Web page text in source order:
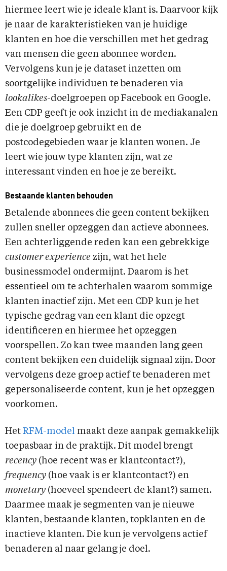
hiermee leert wie je ideale klant is. Daarvoor kijk
je naar de karakteristieken van je huidige
klanten en hoe die verschillen met het gedrag
van mensen die geen abonnee worden.
Vervolgens kun je je dataset inzetten om
soortgelijke individuen te benaderen via
lookalikes-doelgroepen op Facebook en Google.
Een CDP geeft je ook inzicht in de mediakanalen
die je doelgroep gebruikt en de
postcodegebieden waar je klanten wonen. Je
leert wie jouw type klanten zijn, wat ze
interessant vinden en hoe je ze bereikt.
Bestaande klanten behouden
Betalende abonnees die geen content bekijken
zullen sneller opzeggen dan actieve abonnees.
Een achterliggende reden kan een gebrekkige
customer experience zijn, wat het hele
businessmodel ondermijnt. Daarom is het
essentieel om te achterhalen waarom sommige
klanten inactief zijn. Met een CDP kun je het
typische gedrag van een klant die opzegt
identificeren en hiermee het opzeggen
voorspellen. Zo kan twee maanden lang geen
content bekijken een duidelijk signaal zijn. Door
vervolgens deze groep actief te benaderen met
gepersonaliseerde content, kun je het opzeggen
voorkomen.
Het RFM-model maakt deze aanpak gemakkelijk
toepasbaar in de praktijk. Dit model brengt
recency (hoe recent was er klantcontact?),
frequency (hoe vaak is er klantcontact?) en
monetary (hoeveel spendeert de klant?) samen.
Daarmee maak je segmenten van je nieuwe
klanten, bestaande klanten, topklanten en de
inactieve klanten. Die kun je vervolgens actief
benaderen al naar gelang je doel.